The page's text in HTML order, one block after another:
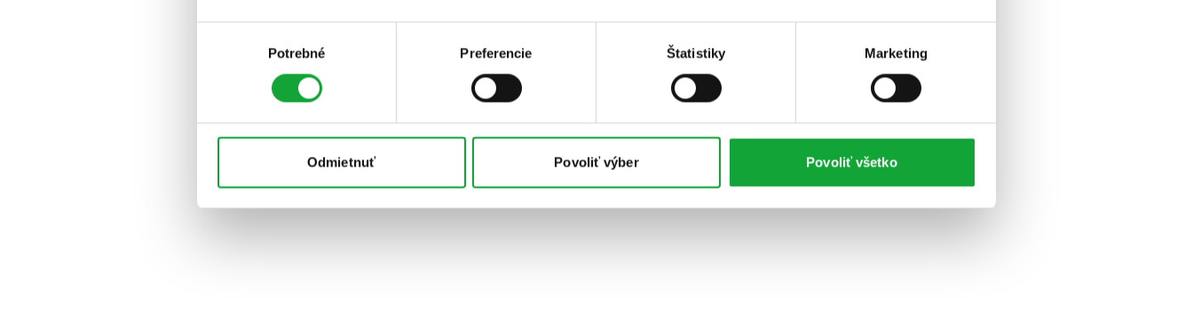
Potrebné Preferencie Štatistiky Marketing
Odmietnuť Povoliť výber Povoliť všetko